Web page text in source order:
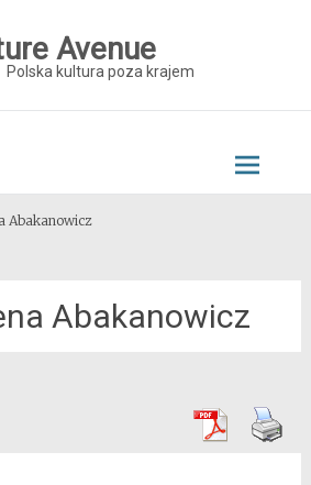
Avenue
Polska kultura poza krajem
Abakanowicz
Abakanowicz